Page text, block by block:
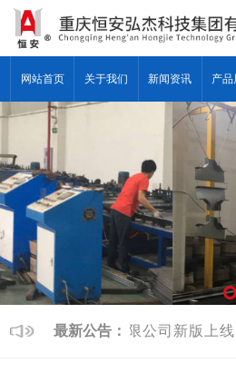
网站首页 关于我们 新闻资讯 产品
最新公告：
弘杰科技集团有限公司新版上线